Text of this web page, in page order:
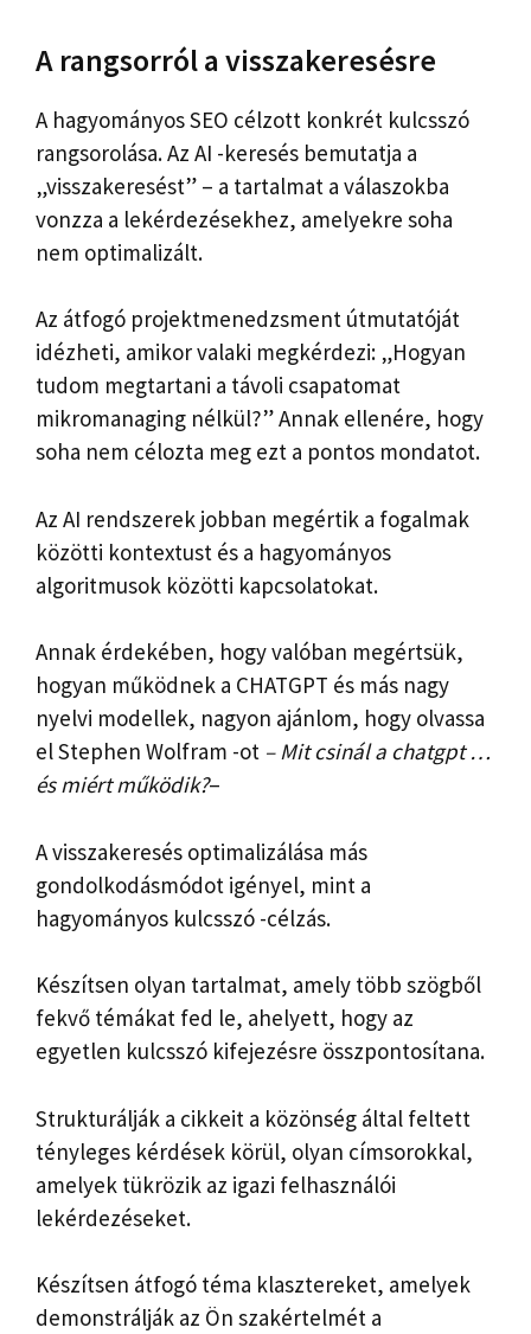
A rangsorról a visszakeresésre
A hagyományos SEO célzott konkrét kulcsszó
rangsorolása. Az AI -keresés bemutatja a
„visszakeresést” – a tartalmat a válaszokba
vonzza a lekérdezésekhez, amelyekre soha
nem optimalizált.
Az átfogó projektmenedzsment útmutatóját
idézheti, amikor valaki megkérdezi: „Hogyan
tudom megtartani a távoli csapatomat
mikromanaging nélkül?” Annak ellenére, hogy
soha nem célozta meg ezt a pontos mondatot.
Az AI rendszerek jobban megértik a fogalmak
közötti kontextust és a hagyományos
algoritmusok közötti kapcsolatokat.
Annak érdekében, hogy valóban megértsük,
hogyan működnek a CHATGPT és más nagy
nyelvi modellek, nagyon ajánlom, hogy olvassa
el Stephen Wolfram -ot – Mit csinál a chatgpt …
és miért működik?–
A visszakeresés optimalizálása más
gondolkodásmódot igényel, mint a
hagyományos kulcsszó -célzás.
Készítsen olyan tartalmat, amely több szögből
fekvő témákat fed le, ahelyett, hogy az
egyetlen kulcsszó kifejezésre összpontosítana.
Strukturálják a cikkeit a közönség által feltett
tényleges kérdések körül, olyan címsorokkal,
amelyek tükrözik az igazi felhasználói
lekérdezéseket.
Készítsen átfogó téma klasztereket, amelyek
demonstrálják az Ön szakértelmét a